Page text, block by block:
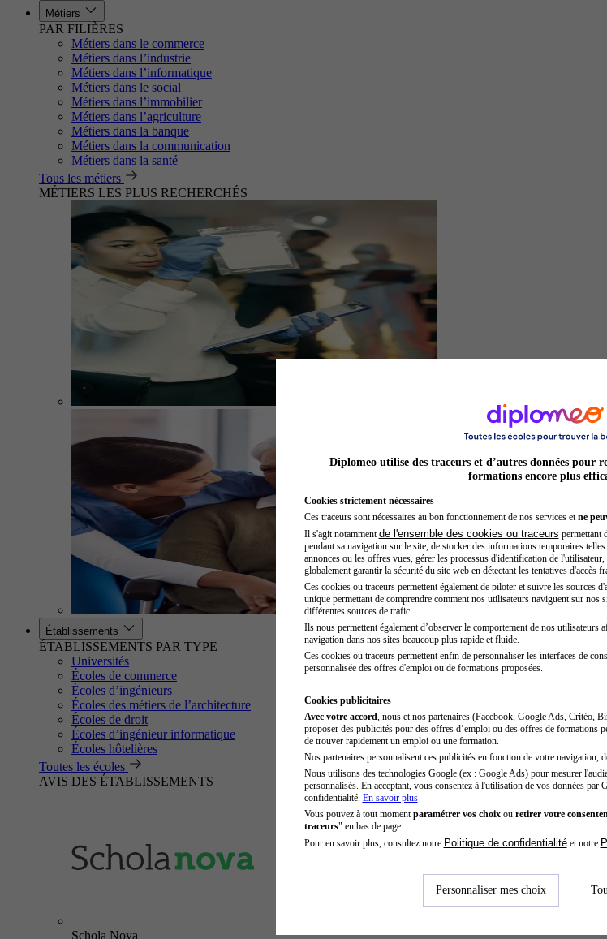
Métiers
PAR FILIÈRES
Métiers dans le commerce
Métiers dans l’industrie
Métiers dans l’informatique
Métiers dans le social
Métiers dans l’immobilier
Métiers dans l’agriculture
Métiers dans la banque
Métiers dans la communication
Métiers dans la santé
Tous les métiers
MÉTIERS LES PLUS RECHERCHÉS
Inspecteur de police
Établissements
ÉTABLISSEMENTS PAR TYPE
Universités
Écoles de commerce
Écoles d’ingénieurs
Écoles des métiers de l’architecture
Écoles de droit
Écoles d’ingénieur informatique
Écoles hôtelières
Toutes les écoles
AVIS DES ÉTABLISSEMENTS
Schola Nova
Diplomeo utilise des traceurs et d’autres données pour
formations encore plus
Cookies strictement nécessaires
Ces traceurs sont nécessaires au bon fonctionnement de nos services et ne
Il s'agit notamment de l'ensemble des cookies ou traceurs permettant
pendant sa navigation sur le site, de stocker des informations temporaires
annonces ou les offres vues, gérer les processus d'identification de
globalement garantir la sécurité du site web en détectant les tentatives d'accès
Ces cookies ou traceurs permettent également de piloter et suivre les sources
unique permettant de comprendre comment nos utilisateurs naviguent sur nos
différentes sources de trafic.
Ils nous permettent également d’observer le comportement de nos utilisateurs
navigation dans nos sites beaucoup plus rapide et fluide.
Ces cookies ou traceurs permettent enfin de personnaliser les interfaces de
personnalisée des offres d'emploi ou de formations proposées.
Cookies publicitaires
Avec votre accord , nous et nos partenaires (Facebook, Google Ads, Critéo,
proposer des publicités pour des offres d’emploi ou des offres de formations
de trouver rapidement un emploi ou une formation.
Nos partenaires personnalisent ces publicités en fonction de votre navigation,
Nous utilisons des technologies Google (ex : Google Ads) pour mesurer
personnalisés. En acceptant, vous consentez à l'utilisation de vos données par
confidentialité. En savoir plus
Vous pouvez à tout moment paramétrer vos choixou retirer votre
traceurs" en bas de page.
Pour en savoir plus, consultez notre Politique de confidentialitéet notre
Personnaliser mes choix